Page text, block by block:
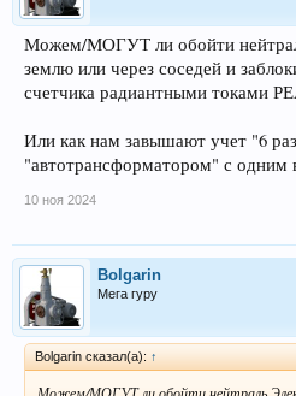
Можем/МОГУТ ли обойти
землю или через соседей и
счетчика радиантными токами
Или как нам завышают учет "6
"автотрансформатором" с одним
10 ноя 2024
Bolgarin
Мега гуру
Bolgarin сказал(а): ↑